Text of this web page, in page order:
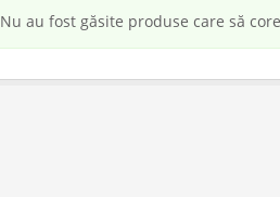
Nu au fost găsite produse care să